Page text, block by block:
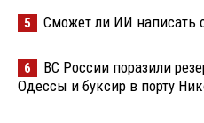
5 Сможет ли ИИ написать
6
ВС России поразили
Одессы и буксир в порту